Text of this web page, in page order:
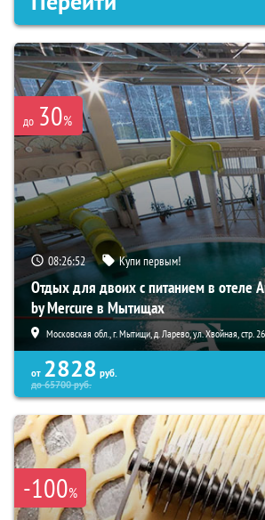
до 30%
08:26:51 Купи первым!
Отдых для двоих с питанием в отеле
by Mercure в Мытищах
Московская обл., г. Мытищи, д. Ларево, ул. Хвойная, стр. 26
от 2828 руб.
до65700руб.
-100%